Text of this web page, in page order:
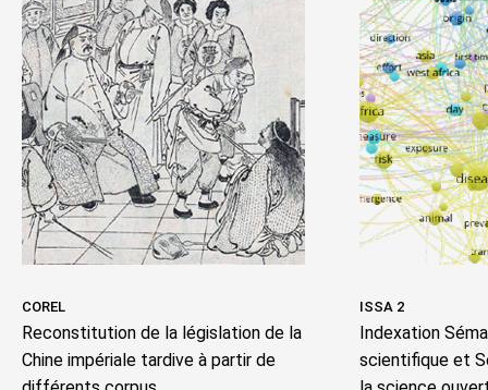
COREL
Reconstitution de la législation de la
Chine impériale tardive à partir de
ISSA 2
Indexation
scientifique et